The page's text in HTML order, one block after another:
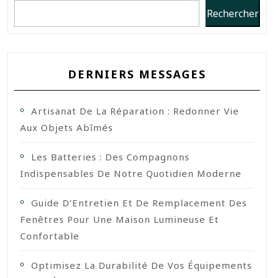
Rechercher
DERNIERS MESSAGES
Artisanat De La Réparation : Redonner Vie
Aux Objets Abîmés
Les Batteries : Des Compagnons
Indispensables De Notre Quotidien Moderne
Guide D’Entretien Et De Remplacement Des
Fenêtres Pour Une Maison Lumineuse Et
Confortable
Optimisez La Durabilité De Vos Équipements